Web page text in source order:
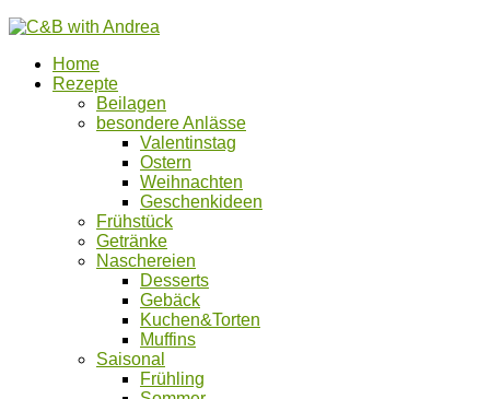
Home
Rezepte
Beilagen
besondere Anlässe
Valentinstag
Ostern
Weihnachten
Geschenkideen
Frühstück
Getränke
Naschereien
Desserts
Gebäck
Kuchen&Torten
Muffins
Saisonal
Frühling